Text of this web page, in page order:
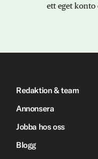
ett eget
Redaktion & team
Annonsera
Jobba hos oss
Blogg